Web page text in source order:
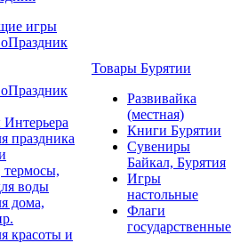
игры
праздника
воды
дома,
красоты и
Товары Бурятии
Развивайка
(местная)
Книги Бурятии
Сувениры
Байкал, Бурятия
Игры
настольные
Флаги
государственные